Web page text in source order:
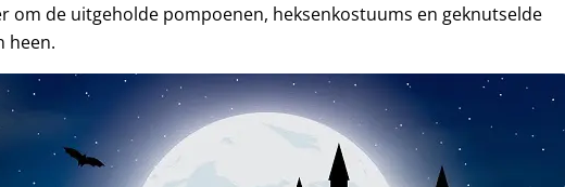
om de uitgeholde pompoenen, heksenkostuums en geknutselde
heen.